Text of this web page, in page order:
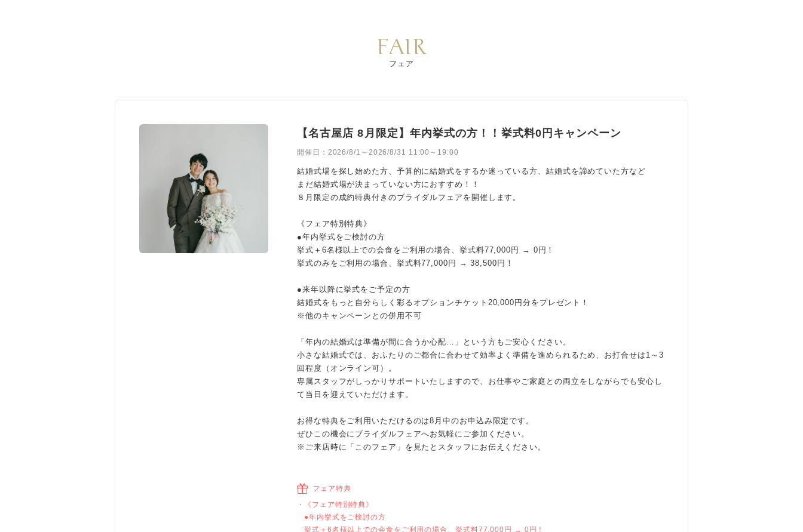
FAIR
フェア
【名古屋店 8月限定】年内挙式の方！！挙式料0円キャンペーン
開催日： 2026/8/1～2026/8/31 11:00～19:00
結婚式場を探し始めた方、予算的に結婚式をするか迷っている方、結婚式を諦めていた方など
まだ結婚式場が決まっていない方におすすめ！！
８月限定の成約特典付きのブライダルフェアを開催します。
《フェア特別特典》
●年内挙式をご検討の方
挙式＋6名様以上での会食をご利用の場合、挙式料77,000円 → 0円！
挙式のみをご利用の場合、挙式料77,000円 → 38,500円！
●来年以降に挙式をご予定の方
結婚式をもっと自分らしく彩るオプションチケット20,000円分をプレゼント！
※他のキャンペーンとの併用不可
「年内の結婚式は準備が間に合うか心配…」という方もご安心ください。
小さな結婚式では、おふたりのご都合に合わせて効率よく準備を進められるため、お打合せは1～3
回程度（オンライン可）。
専属スタッフがしっかりサポートいたしますので、お仕事やご家庭との両立をしながらでも安心し
て当日を迎えていただけます。
お得な特典をご利用いただけるのは8月中のお申込み限定です。
ぜひこの機会にブライダルフェアへお気軽にご参加ください。
※ご来店時に「このフェア」を見たとスタッフにお伝えください。
フェア特典
《フェア特別特典》
●年内挙式をご検討の方
挙式＋6名様以上での会食をご利用の場合、挙式料77,000円 → 0円！